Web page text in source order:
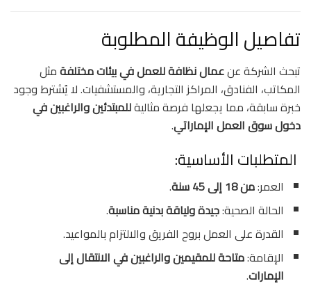
تفاصيل الوظيفة المطلوبة
تبحث الشركة عنعمال نظافة للعمل في بيئات مختلفةمثل
المكاتب، الفنادق، المراكز التجارية، والمستشفيات. لا يُشترط وجود
خبرة سابقة، مما يجعلها فرصة مثاليةللمبتدئين والراغبين في
دخول سوق العمل الإماراتي.
المتطلبات الأساسية:
العمر:من 18 إلى 45 سنة
.
الحالة الصحية:جيدة ولياقة بدنية مناسبة.
القدرة على العمل بروح الفريق والالتزام بالمواعيد.
الإقامة:متاحة للمقيمين والراغبين في الانتقال إلى
الإمارات.